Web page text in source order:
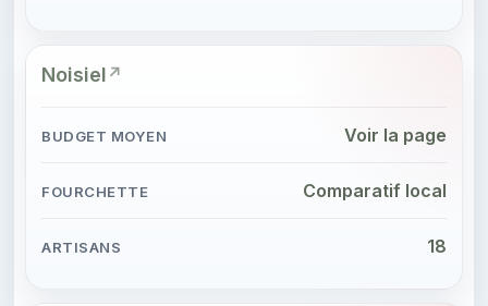
Noisiel
Voir la page
Comparatif local
18